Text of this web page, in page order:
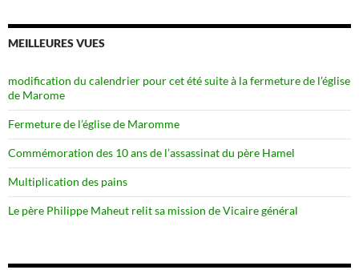
MEILLEURES VUES
modification du calendrier pour cet été suite à la fermeture de l’église
de Marome
Fermeture de l’église de Maromme
Commémoration des 10 ans de l’assassinat du père Hamel
Multiplication des pains
Le père Philippe Maheut relit sa mission de Vicaire général